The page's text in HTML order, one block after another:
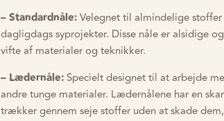
– Standardnåle:Velegnet til almindelige
dagligdags syprojekter. Disse nåle er alsidige
vifte af materialer og teknikker.
– Lædernåle: Specielt designet til at arbejde
andre tunge materialer. Lædernålene har en
trækker gennem seje stoffer uden at skade